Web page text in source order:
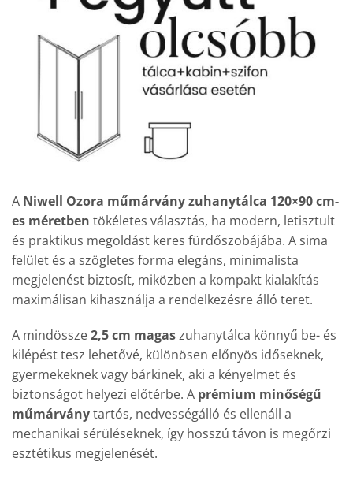
A Niwell Ozora műmárvány zuhanytálca 120×90 cm-
es méretben tökéletes választás, ha modern, letisztult
és praktikus megoldást keres fürdőszobájába. A sima
felület és a szögletes forma elegáns, minimalista
megjelenést biztosít, miközben a kompakt kialakítás
maximálisan kihasználja a rendelkezésre álló teret.
A mindössze2,5 cm magaszuhanytálca könnyű be- és
kilépést tesz lehetővé, különösen előnyös időseknek,
gyermekeknek vagy bárkinek, aki a kényelmet és
biztonságot helyezi előtérbe. A prémium minőségű
műmárványtartós, nedvességálló és ellenáll a
mechanikai sérüléseknek, így hosszú távon is megőrzi
esztétikus megjelenését.